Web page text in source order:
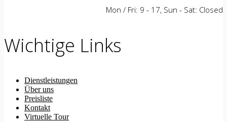
Mon / Fri: 9 - 17, Sun - Sat: Closed
Wichtige Links
Dienstleistungen
Über uns
Preisliste
Kontakt
Virtuelle Tour